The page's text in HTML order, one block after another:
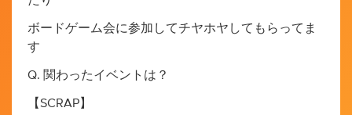
ボードゲーム会に参加してチヤホヤしてもらってま
す
Q. 関わったイベントは？
【SCRAP】